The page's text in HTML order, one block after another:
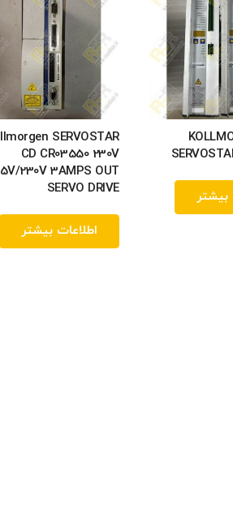
بیشتر
SERVOSTAR
CD CR03550 230V
230V 3AMPS OUT
SERVO DRIVE
اطلاعات بیشتر